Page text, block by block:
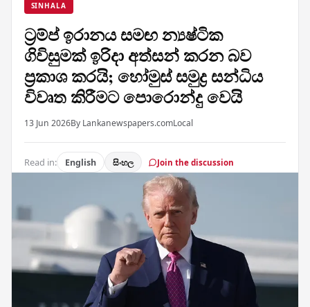
SINHALA
ට්‍රම්ප් ඉරානය සමඟ න්‍යෂ්ටික
ගිවිසුමක් ඉරිදා අත්සන් කරන බව
ප්‍රකාශ කරයි; හෝමුස් සමුද්‍ර සන්ධිය
විවෘත කිරීමට පොරොන්දු වෙයි
13 Jun 2026By Lankanewspapers.comLocal
Read in: English සිංහල Join the discussion